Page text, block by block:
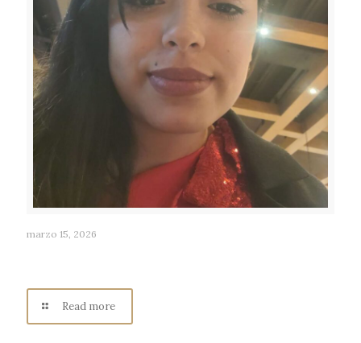
marzo 15, 2026
Read more